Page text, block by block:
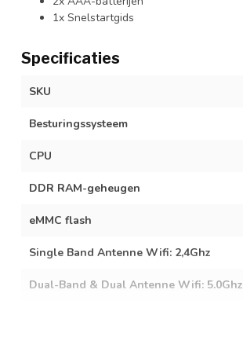
1x Snelstartgids
Specificaties
SKU
Besturingssysteem
CPU
DDR RAM-geheugen
eMMC flash
Single Band Antenne Wifi: 2,4Ghz
Dual-Band & Dual Antenne Wifi: 5.0Ghz